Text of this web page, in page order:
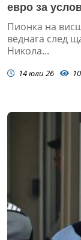
евро за
Пионка на
веднага след
Никола...
14 юли 26